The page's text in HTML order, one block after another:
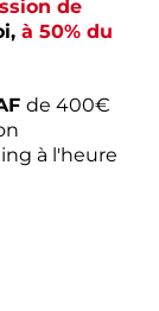
de
à 50% du
de 400€
à l'heure